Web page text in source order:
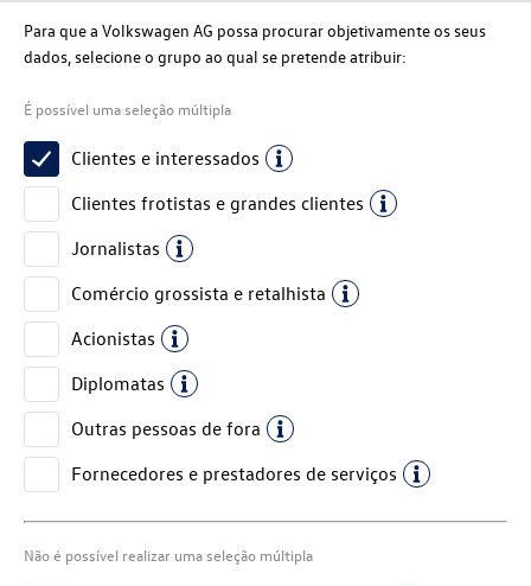
Para que a Volkswagen AG possa procurar objetivamente os seus
dados, selecione o grupo ao qual se pretende atribuir:
É possível uma seleção múltipla
Clientes e interessados
Clientes frotistas e grandes clientes
Jornalistas
Comércio grossista e retalhista
Acionistas
Diplomatas
Outras pessoas de fora
Fornecedores e prestadores de serviços
Não é possível realizar uma seleção múltipla